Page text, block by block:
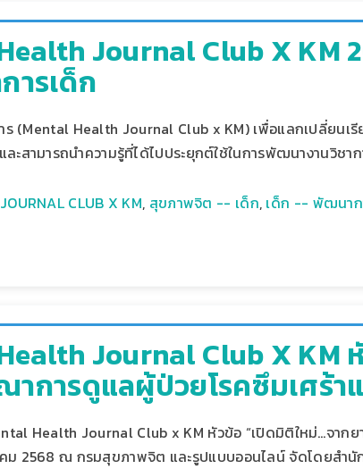
Journal Club X KM
ารเด็ก
ร (Mental Health Journal Club x KM) เพื่อแลกเปลี่ยนเ
ามารถนำความรู้ที่ได้ไปประยุกต์ใช้ในการพัฒนางานวิชาก
CLUB X KM, สุขภาพจิต -- เด็ก, เด็ก -- พัฒนาก
Journal Club X KM
าการดูแลผู้ป่วยโรคซึมเศร้
Health Journal Club x KM หัวข้อ “เปิดมิติใหม่…จาก
ม 2568 ณ กรมสุขภาพจิต และรูปแบบออนไลน์ จัดโดยสำ